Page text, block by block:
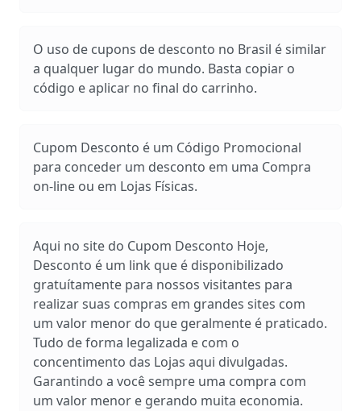
O uso de cupons de desconto no Brasil é similar
a qualquer lugar do mundo. Basta copiar o
código e aplicar no final do carrinho.
Cupom Desconto é um Código Promocional
para conceder um desconto em uma Compra
on-line ou em Lojas Físicas.
Aqui no site do Cupom Desconto Hoje,
Desconto é um link que é disponibilizado
gratuítamente para nossos visitantes para
realizar suas compras em grandes sites com
um valor menor do que geralmente é praticado.
Tudo de forma legalizada e com o
concentimento das Lojas aqui divulgadas.
Garantindo a você sempre uma compra com
um valor menor e gerando muita economia.